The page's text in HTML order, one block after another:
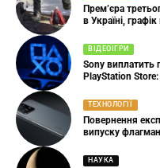
Прем’єра
в Україні,
ВІДЕОІГРИ
Sony виплатить
PlayStation
ТЕХНОЛОГІЇ
Повернення
випуску
НАУКА